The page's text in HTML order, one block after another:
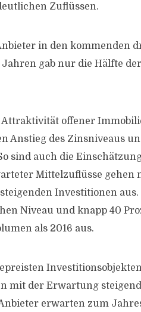
Zuflüssen.
in den kommenden
gab nur die Hälfte
offener
Anstieg des Zinsniveaus
sind auch die
Mittelzuflüsse gehen
Investitionen
Niveau und knapp 40
als 2016 aus.
mit der Erwartung
erwarten zum